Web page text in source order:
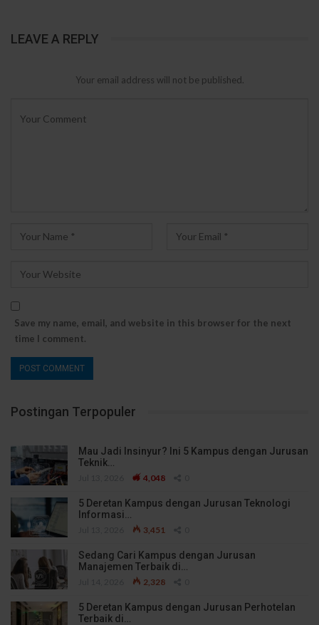
LEAVE A REPLY
Your email address will not be published.
Save my name, email, and website in this browser for the next
time I comment.
Postingan Terpopuler
Mau Jadi Insinyur? Ini 5 Kampus dengan Jurusan
Teknik…
4,048
5 Deretan Kampus dengan Jurusan Teknologi
Informasi…
3,451
Sedang Cari Kampus dengan Jurusan
Manajemen Terbaik di…
2,328
5 Deretan Kampus dengan Jurusan Perhotelan
Terbaik di…